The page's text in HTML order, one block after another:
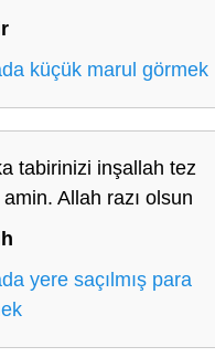
küçük marul görmek
tabirinizi inşallah tez
amin. Allah razı olsun
yere saçılmış para